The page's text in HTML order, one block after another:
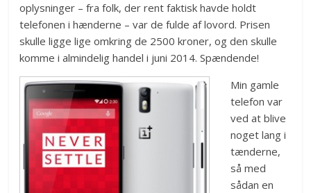
oplysninger – fra folk, der rent faktisk havde holdt
telefonen i hænderne – var de fulde af lovord. Prisen
skulle ligge lige omkring de 2500 kroner, og den skulle
komme i almindelig handel i juni 2014. Spændende!
Min gamle
telefon var
ved at blive
noget lang i
tænderne,
så med
sådan en